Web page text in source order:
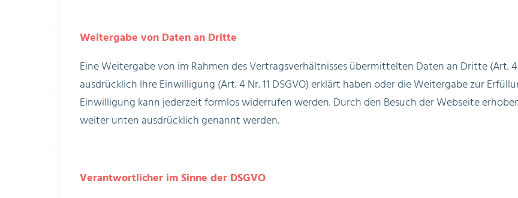
Weitergabe von Daten an Dritte
Eine Weitergabe von im Rahmen des Vertragsverhältnisses übermittelten Daten an Dritte (Art.
ausdrücklich Ihre Einwilligung (Art. 4 Nr. 11 DSGVO) erklärt haben oder die Weitergabe zur
Einwilligung kann jederzeit formlos widerrufen werden. Durch den Besuch der Webseite
weiter unten ausdrücklich genannt werden.
Verantwortlicher im Sinne der DSGVO